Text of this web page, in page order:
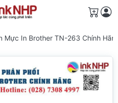
Giỏ
Mực In Brother TN-263 Chính